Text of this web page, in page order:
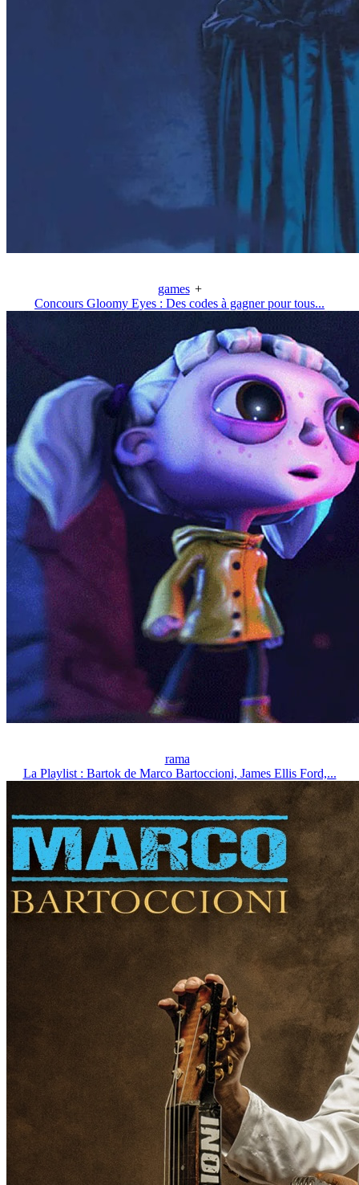
games +
Concours Gloomy Eyes : Des codes à gagner pour tous...
rama
La Playlist : Bartok de Marco Bartoccioni, James Ellis Ford,...